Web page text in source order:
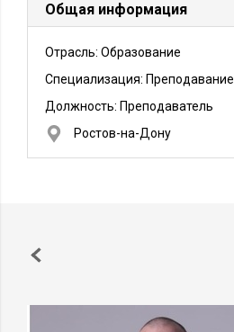
Общая информация
Отрасль: Образование
Специализация: Преподавание
Должность: Преподаватель
Ростов-на-Дону